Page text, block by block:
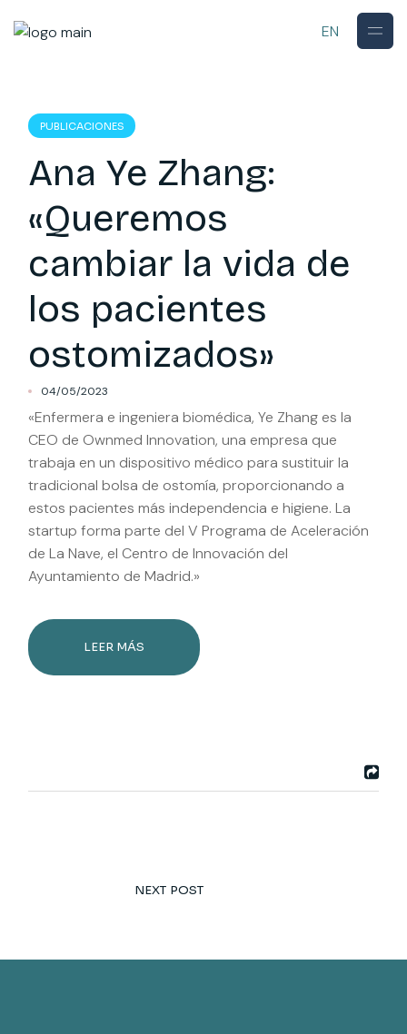
the EN
PUBLICACIONES
Ana Ye Zhang:
«Queremos
cambiar la vida de
los pacientes
ostomizados»
04/05/2023
«Enfermera e ingeniera biomédica, Ye Zhang es la
CEO de Ownmed Innovation, una empresa que
trabaja en un dispositivo médico para sustituir la
tradicional bolsa de ostomía, proporcionando a
estos pacientes más independencia e higiene. La
startup forma parte del V Programa de Aceleración
de La Nave, el Centro de Innovación del
Ayuntamiento de Madrid.»
LEER MÁS
NEXT POST